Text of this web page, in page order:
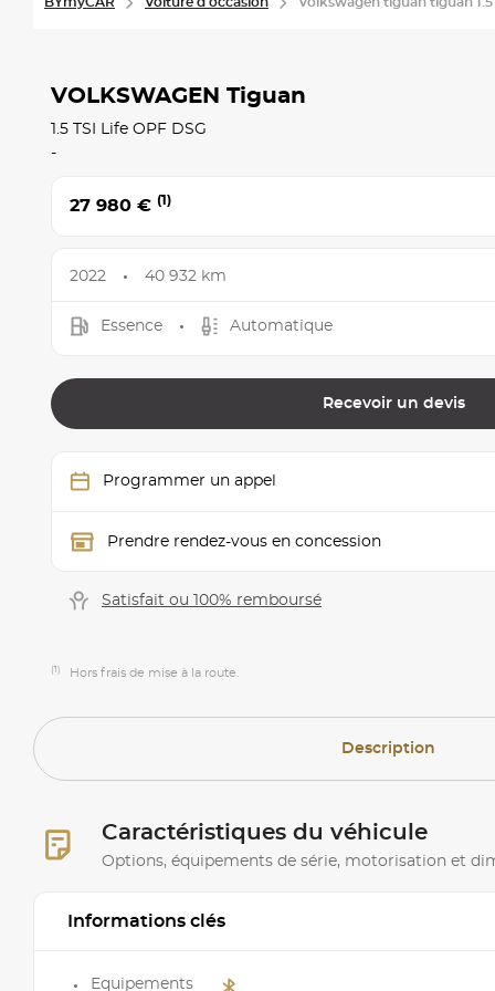
VOLKSWAGEN Tiguan
1.5 TSI Life OPF DSG
-
27 980 € (1)
2022 40 932 km
Essence Automatique
Recevoir un devis
Programmer un appel
Prendre rendez-vous en concession
Satisfait ou 100% remboursé
(1) Hors frais de mise à la route.
Description
Caractéristiques du véhicule
Options, équipements de série, motorisation et
Informations clés
Equipements